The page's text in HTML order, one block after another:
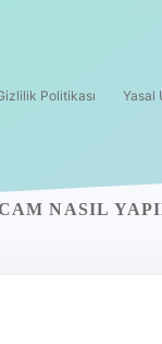
Politikası Yasal
NASIL